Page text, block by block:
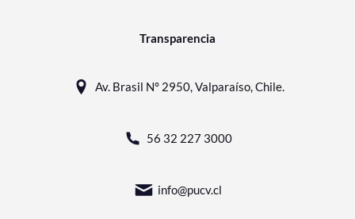
Transparencia
Av. Brasil N° 2950, Valparaíso, Chile.
56 32 227 3000
info@pucv.cl